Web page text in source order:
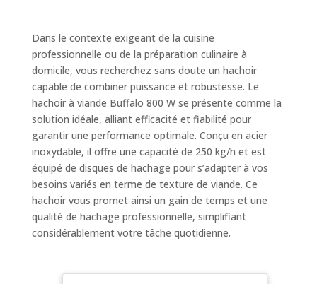
Dans le contexte exigeant de la cuisine
professionnelle ou de la préparation culinaire à
domicile, vous recherchez sans doute un hachoir
capable de combiner puissance et robustesse. Le
hachoir à viande Buffalo 800 W se présente comme la
solution idéale, alliant efficacité et fiabilité pour
garantir une performance optimale. Conçu en acier
inoxydable, il offre une capacité de 250 kg/h et est
équipé de disques de hachage pour s’adapter à vos
besoins variés en terme de texture de viande. Ce
hachoir vous promet ainsi un gain de temps et une
qualité de hachage professionnelle, simplifiant
considérablement votre tâche quotidienne.